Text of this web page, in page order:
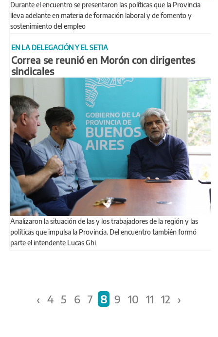
Durante el encuentro se presentaron las políticas que la Provincia
lleva adelante en materia de formación laboral y de fomento y
sostenimiento del empleo
EN LA DELEGACIÓN Y EL SETIA
Correa se reunió en Morón con dirigentes
sindicales
Analizaron la situación de las y los trabajadores de la región y las
políticas que impulsa la Provincia. Del encuentro también formó
parte el intendente Lucas Ghi
‹ 4 5 6 7 8 9 10 11 12 ›